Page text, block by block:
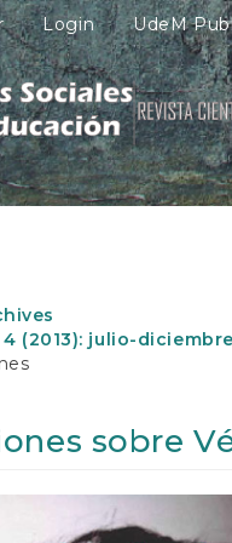
Login UdeM
4 (2013): julio-diciembre
sobre